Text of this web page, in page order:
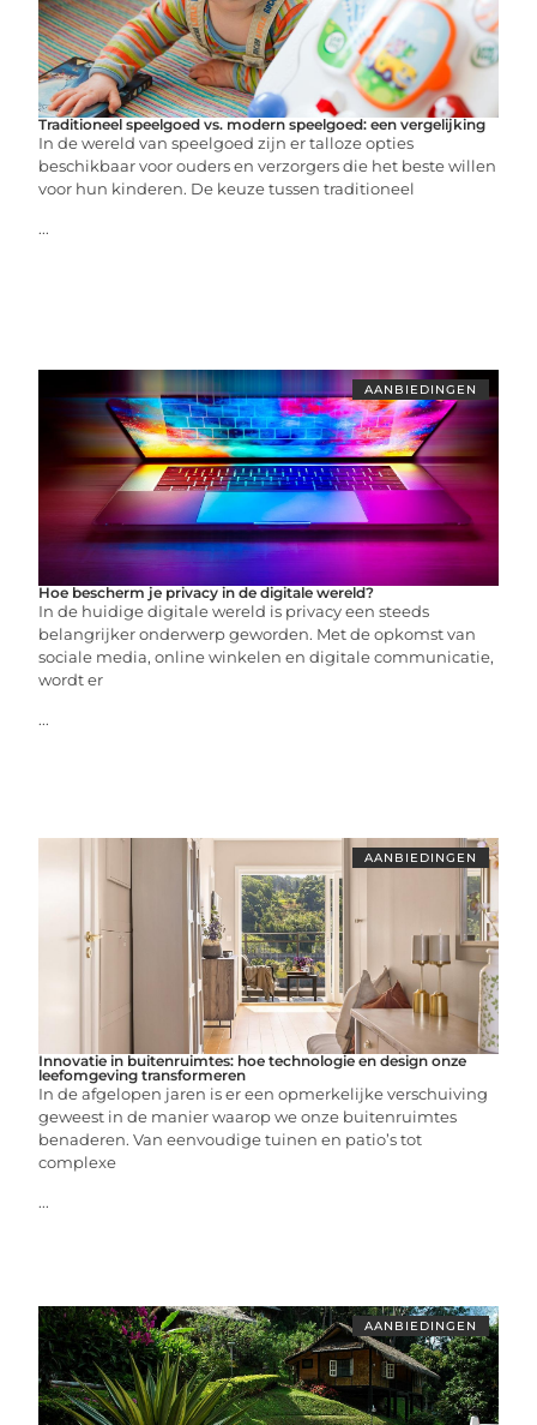
Traditioneel speelgoed vs. modern speelgoed: een vergelijking
In de wereld van speelgoed zijn er talloze opties
beschikbaar voor ouders en verzorgers die het beste willen
voor hun kinderen. De keuze tussen traditioneel
...
AANBIEDINGEN
Hoe bescherm je privacy in de digitale wereld?
In de huidige digitale wereld is privacy een steeds
belangrijker onderwerp geworden. Met de opkomst van
sociale media, online winkelen en digitale communicatie,
wordt er
...
AANBIEDINGEN
Innovatie in buitenruimtes: hoe technologie en design onze
leefomgeving transformeren
In de afgelopen jaren is er een opmerkelijke verschuiving
geweest in de manier waarop we onze buitenruimtes
benaderen. Van eenvoudige tuinen en patio’s tot
complexe
...
AANBIEDINGEN